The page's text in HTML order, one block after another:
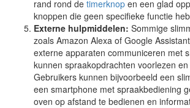
rand rond de timerknop en een glad
knoppen die geen specifieke functie
Externe hulpmiddelen: Sommige
zoals Amazon Alexa of Google
externe apparaten communiceren met
kunnen spraakopdrachten voorlezen
Gebruikers kunnen bijvoorbeeld een
een smartphone met spraakbediening
oven op afstand te bedienen en